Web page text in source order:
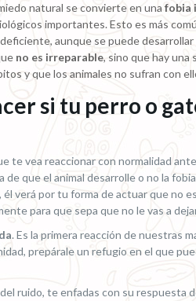
natural se convierte en una fobia
importantes. Esto es más
aunque se puede
no es irreparable, sino que hay una
y que los animales no sufran con
si tu perro o
te vea reaccionar con normalidad
de que el animal desarrolle o no la
él verá por tu forma de actuar que no
para que sepa que no le vas a
. Es la primera reacción de nuestras
prepárale un refugio en el que
del ruido, te enfadas con su respuesta